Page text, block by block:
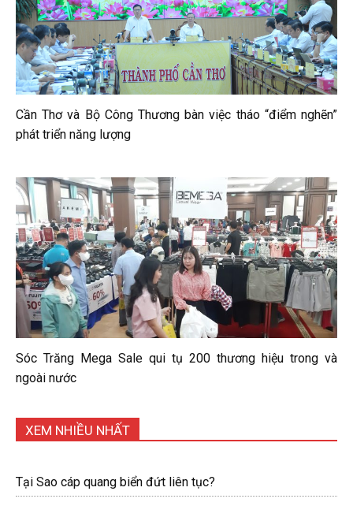
Cần Thơ và Bộ Công Thương bàn việc tháo “điểm nghẽn”
phát triển năng lượng
Sóc Trăng Mega Sale qui tụ 200 thương hiệu trong và
ngoài nước
XEM NHIỀU NHẤT
Tại Sao cáp quang biển đứt liên tục?